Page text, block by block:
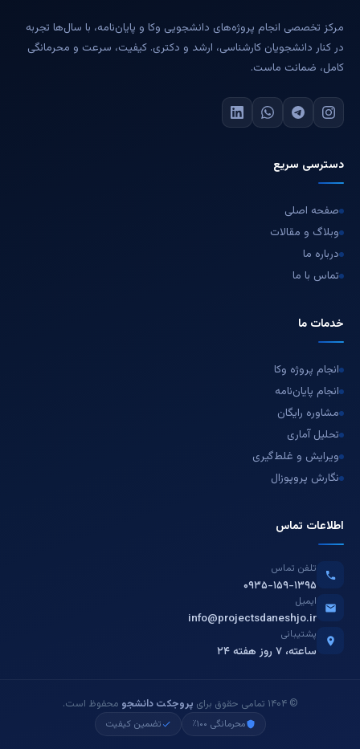
مرکز تخصصی انجام پروژه‌های دانشجویی وکا و پایان‌نامه، با سال‌ها تجربه
در کنار دانشجویان کارشناسی، ارشد و دکتری. کیفیت، سرعت و محرمانگی
کامل، ضمانت ماست.
دسترسی سریع
صفحه اصلی
وبلاگ و مقالات
درباره ما
تماس با ما
خدمات ما
انجام پروژه وکا
انجام پایان‌نامه
مشاوره رایگان
تحلیل آماری
ویرایش و غلط‌گیری
نگارش پروپوزال
اطلاعات تماس
تلفن تماس
۰۹۳۵-۱۵۹-۱۳۹۵
ایمیل
info@projectsdaneshjo.ir
پشتیبانی
۲۴ ساعته، ۷ روز هفته
© ۱۴۰۴ تمامی حقوق برای پروجکت دانشجو محفوظ است.
محرمانگی ۱۰۰٪ تضمین کیفیت